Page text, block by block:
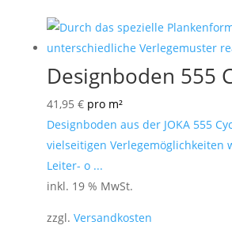
Designboden 555
41,95 € pro m²
Designboden aus der JOKA 555
vielseitigen Verlegemöglichkeiten
Leiter- o ...
inkl. 19 % MwSt.
zzgl. Versandkosten